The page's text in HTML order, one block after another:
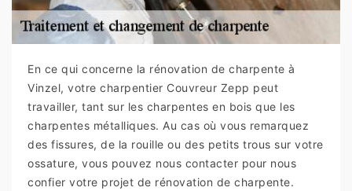
En ce qui concerne la rénovation de charpente à
Vinzel, votre charpentier Couvreur Zepp peut
travailler, tant sur les charpentes en bois que les
charpentes métalliques. Au cas où vous remarquez
des fissures, de la rouille ou des petits trous sur votre
ossature, vous pouvez nous contacter pour nous
confier votre projet de rénovation de charpente.